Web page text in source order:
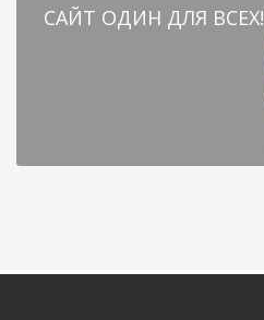
САЙТ ОДИН ДЛЯ ВСЕХ!